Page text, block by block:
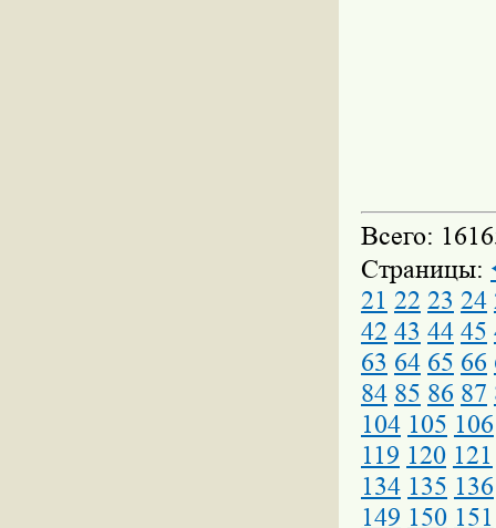
Всего:
Страницы:
21 22 23 24
42 43 44 45
63 64 65 66
84 85 86 87
104 105 106
119 120 121
134 135 136
149 150 151